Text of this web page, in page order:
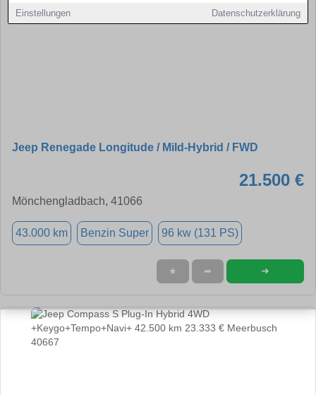
Einstellungen Datenschutzerklärung
Jeep Renegade Longitude / Mild-Hybrid / FWD
21.500 €
Mönchengladbach, 41066
43.000 km Benzin Super 96 kw (131 PS)
★ ➦ ➜